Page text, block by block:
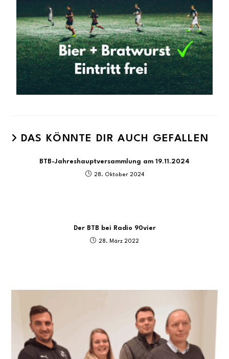
DAS KÖNNTE DIR AUCH GEFALLEN
BTB-Jahreshauptversammlung am 19.11.2024
28. Oktober 2024
Der BTB bei Radio 90vier
28. März 2022